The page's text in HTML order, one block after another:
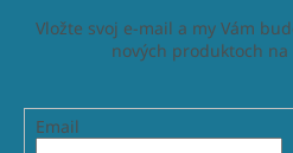
Vložte svoj e-mail a my Vám
nových produktoch
Email